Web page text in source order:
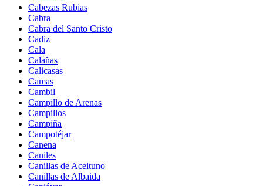
Cabezas Rubias
Cabra
Cabra del Santo Cristo
Cadiz
Cala
Calañas
Calicasas
Camas
Cambil
Campillo de Arenas
Campillos
Campiña
Campotéjar
Canena
Caniles
Canillas de Aceituno
Canillas de Albaida